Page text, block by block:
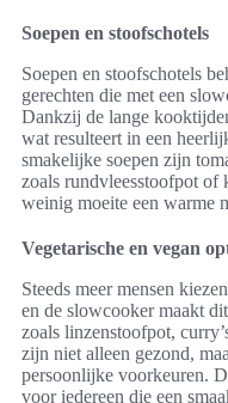
Soepen en stoofschotels
Soepen en stoofschotels
gerechten die met een
Dankzij de lange
wat resulteert in een
smakelijke soepen zijn
zoals rundvleesstoofpot of
weinig moeite een warme
Vegetarische en vegan
Steeds meer mensen
en de slowcooker maakt
zoals linzenstoofpot,
zijn niet alleen gezond,
persoonlijke voorkeuren.
voor iedereen die een